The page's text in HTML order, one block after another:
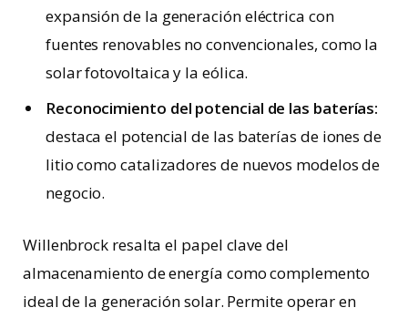
expansión de la generación eléctrica con
fuentes renovables no convencionales, como la
solar fotovoltaica y la eólica.
Reconocimiento del potencial de las baterías:
destaca el potencial de las baterías de iones de
litio como catalizadores de nuevos modelos de
negocio.
Willenbrock resalta el papel clave del
almacenamiento de energía como complemento
ideal de la generación solar. Permite operar en